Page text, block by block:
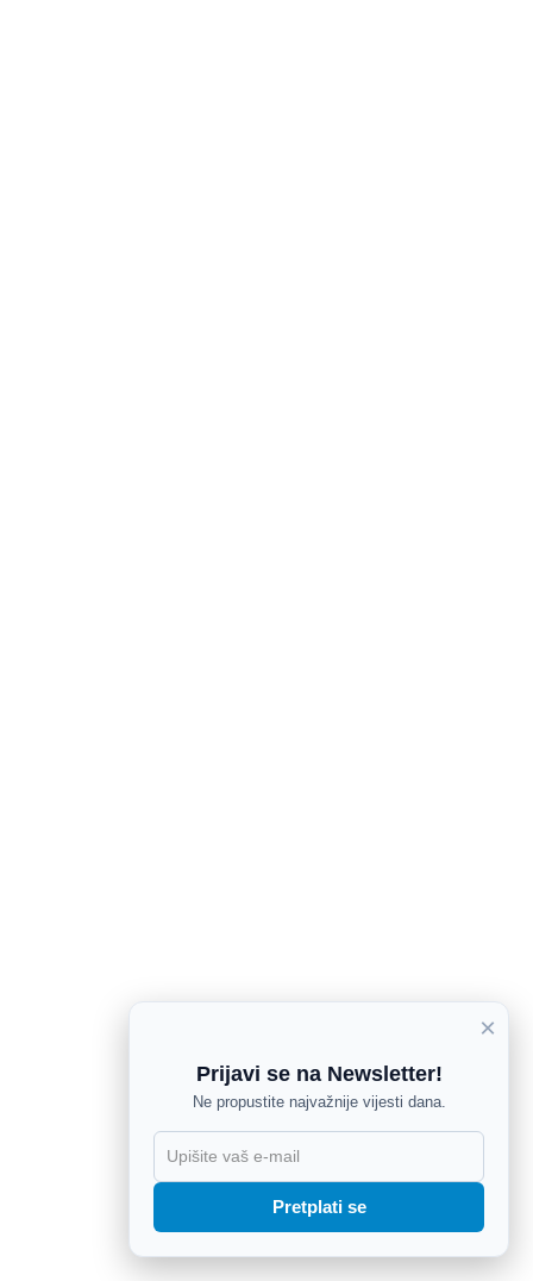
×
Prijavi se na Newsletter!
Ne propustite najvažnije vijesti dana.
Pretplati se